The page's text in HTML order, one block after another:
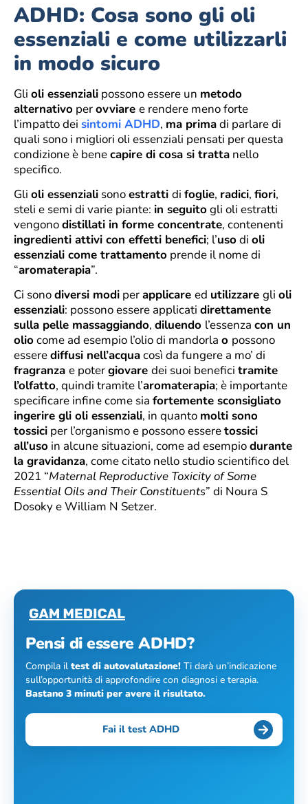
ADHD: Cosa sono gli oli
essenziali e come utilizzarli
in modo sicuro
Gli oli essenziali possono essere un metodo
alternativo perovviare e rendere meno forte
l’impatto dei sintomi ADHD, ma primadi parlare di
quali sono i migliori oli essenziali pensati per questa
condizione è benecapire di cosa si tratta nello
specifico.
Gli oli essenziali sonoestratti di foglie, radici, fiori,
steli e semi di varie piante: in seguitogli oli estratti
vengonodistillati in forme concentrate, contenenti
ingredienti attivi con effetti benefici; l’usodi oli
essenziali come trattamento prende il nome di
“aromaterapia”.
Ci sonodiversi modi perapplicare ed utilizzare gli oli
essenziali: possono essere applicati direttamente
sulla pelle massaggiando, diluendo l’essenza con un
oliocome ad esempio l’olio di mandorla o possono
esserediffusi nell’acquacosì da fungere a mo’ di
fragranza e potergiovare dei suoi benefici tramite
l’olfatto, quindi tramite l’aromaterapia; è importante
specificare infine come sia fortemente sconsigliato
ingerire gli oli essenziali, in quanto molti sono
tossici per l’organismo e possono esseretossici
all’uso in alcune situazioni, come ad esempiodurante
la gravidanza, come citato nello studio scientifico del
2021 “Maternal Reproductive Toxicity of Some
Essential Oils and Their Constituents” di Noura S
Dosoky e William N Setzer.
Pensi di essere ADHD?
Compila il test di autovalutazione! Ti darà un’indicazione
sull’opportunità di approfondire con diagnosi e terapia.
Bastano 3 minuti per avere il risultato.
Fai il test ADHD